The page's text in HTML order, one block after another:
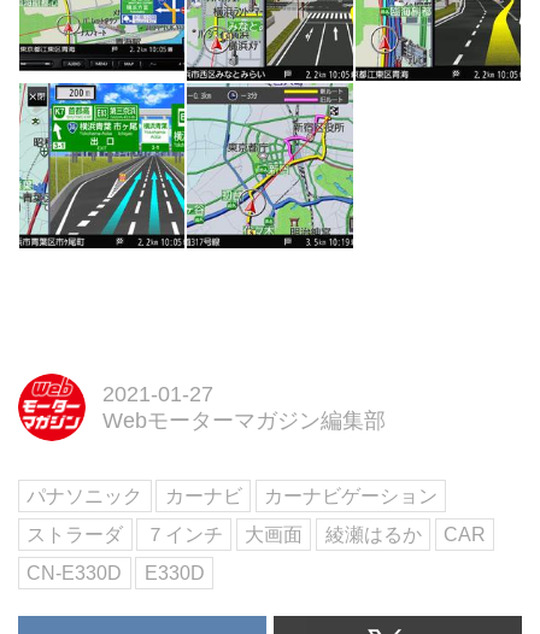
2021-01-27
Webモーターマガジン編集部
パナソニック カーナビ
カーナビゲーション
ストラーダ
７インチ 大画面 綾瀬はるか
CAR
CN-E330D
E330D